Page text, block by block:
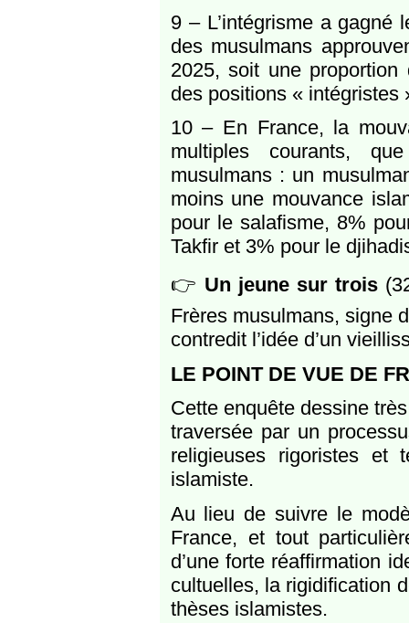
9 – L’intégrisme a gagné
des musulmans
2025, soit une
des positions « intégristes
10 – En France, la
multiples courants,
musulmans : un
moins une mouvance
pour le salafisme, 8%
Takfir et 3% pour le
👉 Un jeune sur trois
Frères musulmans, signe
contredit l’idée d’un
LE POINT DE VUE DE
Cette enquête dessine
traversée par un
religieuses rigoristes
islamiste.
Au lieu de suivre le
France, et tout
d’une forte réaffirmation
cultuelles, la rigidification
thèses islamistes.